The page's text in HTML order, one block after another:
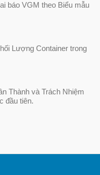
báo VGM theo Biểu mẫu
Lượng Container trong
Thành và Trách Nhiệm
đầu tiên.